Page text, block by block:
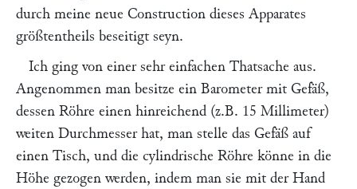
durch meine neue Construction dieses Apparates
größtentheils beseitigt seyn.
Ich ging von einer sehr einfachen Thatsache aus.
Angenommen man besitze ein Barometer mit Gefäß,
dessen Röhre einen hinreichend (z.B. 15 Millimeter)
weiten Durchmesser hat, man stelle das Gefäß auf
einen Tisch, und die cylindrische Röhre könne in die
Höhe gezogen werden, indem man sie mit der Hand